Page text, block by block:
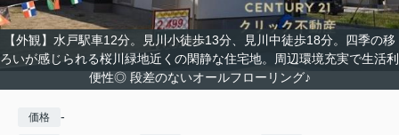
【外観】水戸駅車12分。見川小徒歩13分、見川中徒歩18分。四季の移
ろいが感じられる桜川緑地近くの閑静な住宅地。周辺環境充実で生活利
便性◎ 段差のないオールフローリング♪
価格 -